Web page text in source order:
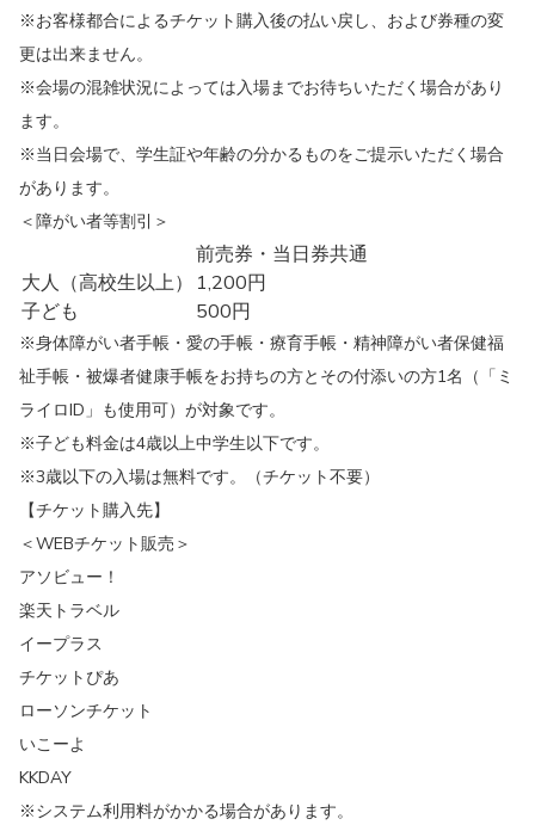
※お客様都合によるチケット購入後の払い戻し、および券種の変
更は出来ません。
※会場の混雑状況によっては入場までお待ちいただく場合があり
ます。
※当日会場で、学生証や年齢の分かるものをご提示いただく場合
があります。
＜障がい者等割引＞
前売券・当日券共通
大人（高校生以上）
1,200円
子ども
500円
※身体障がい者手帳・愛の手帳・療育手帳・精神障がい者保健福
祉手帳・被爆者健康手帳をお持ちの方とその付添いの方1名（「ミ
ライロID」も使用可）が対象です。
※子ども料金は4歳以上中学生以下です。
※3歳以下の入場は無料です。（チケット不要）
【チケット購入先】
＜WEBチケット販売＞
アソビュー！
楽天トラベル
イープラス
チケットぴあ
ローソンチケット
いこーよ
KKDAY
※システム利用料がかかる場合があります。